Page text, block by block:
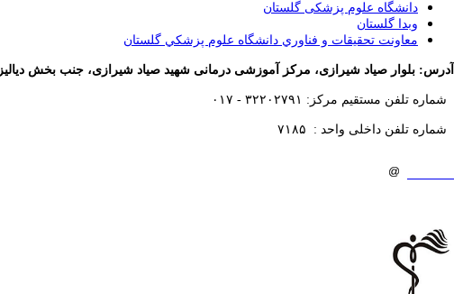
دانشگاه علوم پزشکی گلستان
وبدا گلستان
معاونت تحقيقات و فناوري دانشگاه علوم پزشكي گلستان
آدرس: بلوار صیاد شیرازی، مرکز آموزشی درمانی شهید صیاد شیرازی، جنب بخش دیالیز